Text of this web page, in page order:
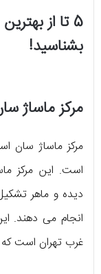
5 تا از
بشناسید!
مرکز ماساژ
مرکز ماساژ سان
است. این مرکز
دیده و ماهر
انجام می دهند.
غرب تهران است که